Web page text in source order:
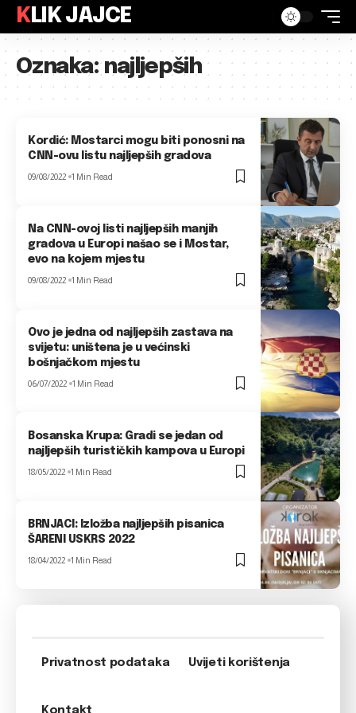
KLIK JAJCE
Oznaka:najljepših
Kordić: Mostarci mogu biti ponosni na
CNN-ovu listu najljepših gradova
09/08/2022 1 Min Read
Na CNN-ovoj listi najljepših manjih
gradova u Europi našao se i Mostar,
evo na kojem mjestu
09/08/2022 1 Min Read
Ovo je jedna od najljepših zastava na
svijetu: uništena je u većinski
bošnjačkom mjestu
06/07/2022 1 Min Read
Bosanska Krupa: Gradi se jedan od
najljepših turističkih kampova u Europi
18/05/2022 1 Min Read
BRNJACI: Izložba najljepših pisanica
ŠARENI USKRS 2022
18/04/2022 1 Min Read
Privatnost podataka Uvijeti korištenja